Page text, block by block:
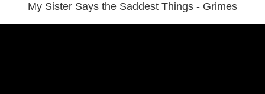
My Sister Says the Saddest Things - Grimes